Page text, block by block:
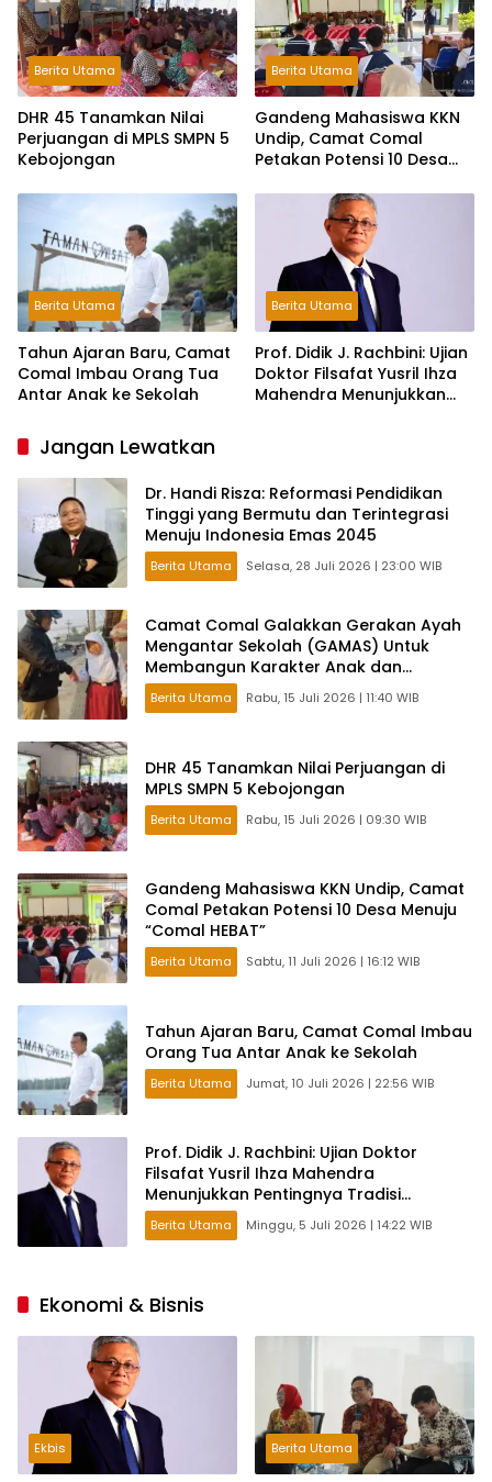
Berita Utama
DHR 45 Tanamkan Nilai
Perjuangan di MPLS SMPN 5
Kebojongan
Berita Utama
Gandeng Mahasiswa KKN
Undip, Camat Comal
Petakan Potensi 10 Desa
Berita Utama
Tahun Ajaran Baru, Camat
Comal Imbau Orang Tua
Antar Anak ke Sekolah
Berita Utama
Prof. Didik J. Rachbini: Ujian
Doktor Filsafat Yusril Ihza
Mahendra Menunjukkan
Jangan Lewatkan
Dr. Handi Risza: Reformasi Pendidikan
Tinggi yang Bermutu dan Terintegrasi
Menuju Indonesia Emas 2045
Berita Utama Selasa, 28 Juli 2026 | 23:00 WIB
Camat Comal Galakkan Gerakan Ayah
Mengantar Sekolah (GAMAS) Untuk
Membangun Karakter Anak dan
Ketahanan Keluarga di Pemalang
Berita Utama Rabu, 15 Juli 2026 | 11:40 WIB
DHR 45 Tanamkan Nilai Perjuangan di
MPLS SMPN 5 Kebojongan
Berita Utama Rabu, 15 Juli 2026 | 09:30 WIB
Gandeng Mahasiswa KKN Undip, Camat
Comal Petakan Potensi 10 Desa Menuju
“Comal HEBAT”
Berita Utama Sabtu, 11 Juli 2026 | 16:12 WIB
Tahun Ajaran Baru, Camat Comal Imbau
Orang Tua Antar Anak ke Sekolah
Berita Utama Jumat, 10 Juli 2026 | 22:56 WIB
Prof. Didik J. Rachbini: Ujian Doktor
Filsafat Yusril Ihza Mahendra
Menunjukkan Pentingnya Tradisi
Intelektual dalam Politik
Berita Utama Minggu, 5 Juli 2026 | 14:22 WIB
Ekonomi & Bisnis
Ekbis Berita Utama